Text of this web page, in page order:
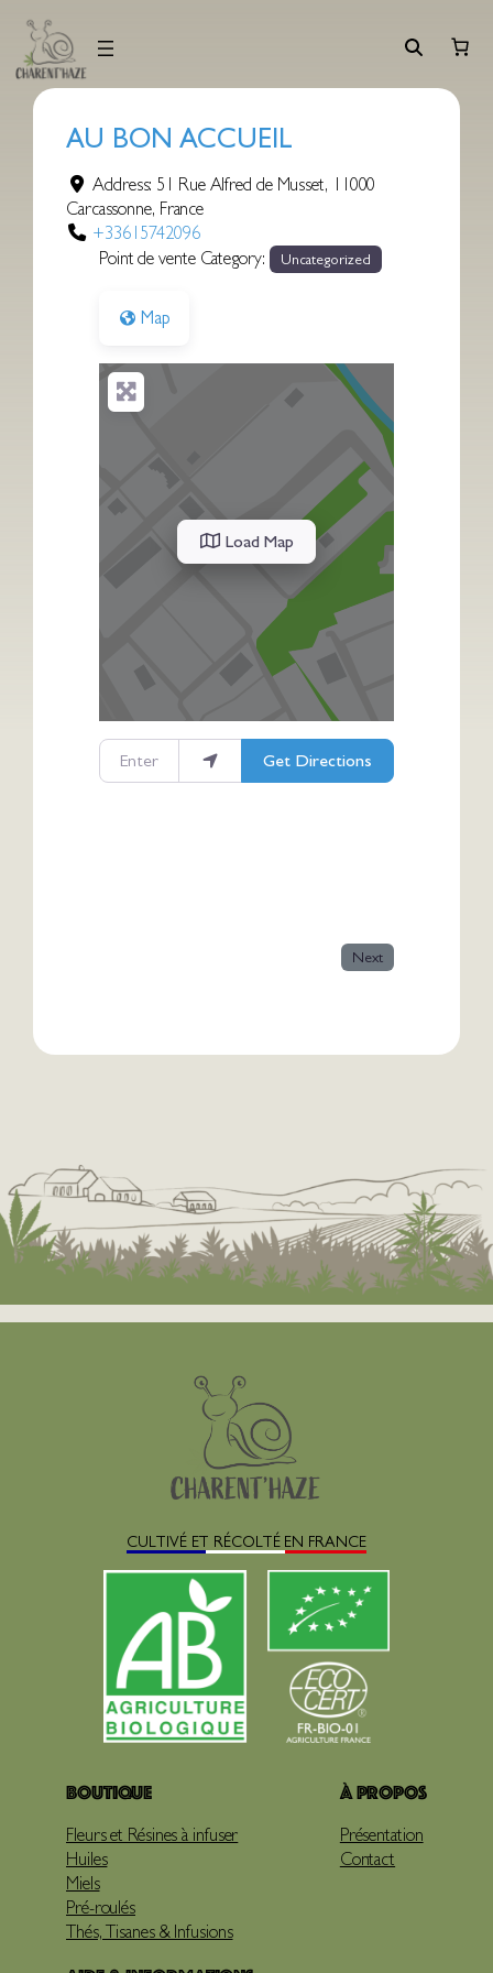
contenu
AU BON ACCUEIL
Address: 51 Rue Alfred de Musset, 11000
Carcassonne, France
+33615742096
Point de vente Category:
Uncategorized
Map
Load Map
Enter your location
Get Directions
Next
CULTIVÉ ET RÉCOLTÉ EN FRANCE
Boutique
Fleurs et Résines à infuser
Huiles
Miels
Pré-roulés
Thés, Tisanes & Infusions
À propos
Présentation
Contact